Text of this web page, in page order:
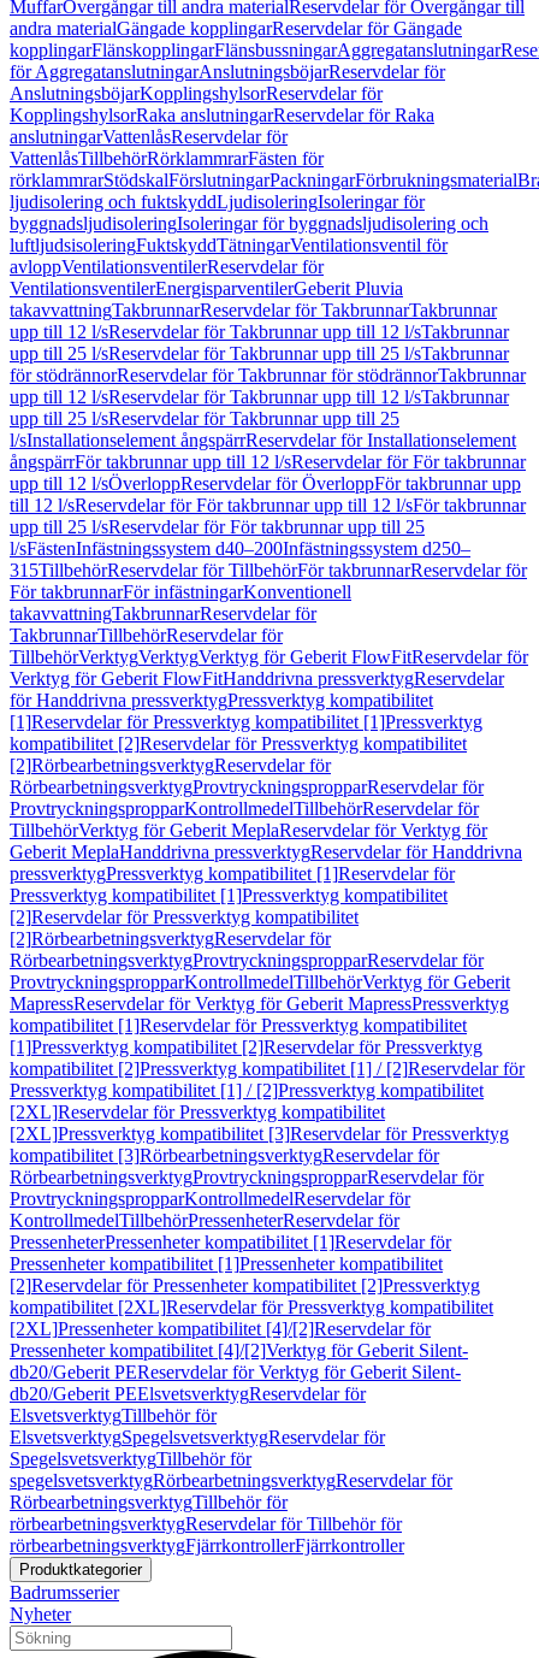
MuffarÖvergångar till andra materialReservdelar för Övergångar till
andra materialGängade kopplingarReservdelar för Gängade
kopplingarFlänskopplingarFlänsbussningarAggregatanslutningar
för AggregatanslutningarAnslutningsböjarReservdelar för
AnslutningsböjarKopplingshylsorReservdelar för
KopplingshylsorRaka anslutningarReservdelar för Raka
anslutningarVattenlåsReservdelar för
VattenlåsTillbehörRörklammrarFästen för
rörklammrarStödskalFörslutningarPackningarFörbrukningsmaterial
ljudisolering och fuktskyddLjudisoleringIsoleringar för
byggnadsljudisoleringIsoleringar för byggnadsljudisolering och
luftljudsisoleringFuktskyddTätningarVentilationsventil för
avloppVentilationsventilerReservdelar för
VentilationsventilerEnergisparventilerGeberit Pluvia
takavvattningTakbrunnarReservdelar för TakbrunnarTakbrunnar
upp till 12 l/sReservdelar för Takbrunnar upp till 12 l/sTakbrunnar
upp till 25 l/sReservdelar för Takbrunnar upp till 25 l/sTakbrunnar
för stödrännorReservdelar för Takbrunnar för stödrännorTakbrunnar
upp till 12 l/sReservdelar för Takbrunnar upp till 12 l/sTakbrunnar
upp till 25 l/sReservdelar för Takbrunnar upp till 25
l/sInstallationselement ångspärrReservdelar för Installationselement
ångspärrFör takbrunnar upp till 12 l/sReservdelar för För takbrunnar
upp till 12 l/sÖverloppReservdelar för ÖverloppFör takbrunnar upp
till 12 l/sReservdelar för För takbrunnar upp till 12 l/sFör takbrunnar
upp till 25 l/sReservdelar för För takbrunnar upp till 25
l/sFästenInfästningssystem d40–200Infästningssystem d250–
315TillbehörReservdelar för TillbehörFör takbrunnarReservdelar för
För takbrunnarFör infästningarKonventionell
takavvattningTakbrunnarReservdelar för
TakbrunnarTillbehörReservdelar för
TillbehörVerktygVerktygVerktyg för Geberit FlowFitReservdelar för
Verktyg för Geberit FlowFitHanddrivna pressverktygReservdelar
för Handdrivna pressverktygPressverktyg kompatibilitet
[1]Reservdelar för Pressverktyg kompatibilitet [1]Pressverktyg
kompatibilitet [2]Reservdelar för Pressverktyg kompatibilitet
[2]RörbearbetningsverktygReservdelar för
RörbearbetningsverktygProvtryckningspropparReservdelar för
ProvtryckningspropparKontrollmedelTillbehörReservdelar för
TillbehörVerktyg för Geberit MeplaReservdelar för Verktyg för
Geberit MeplaHanddrivna pressverktygReservdelar för Handdrivna
pressverktygPressverktyg kompatibilitet [1]Reservdelar för
Pressverktyg kompatibilitet [1]Pressverktyg kompatibilitet
[2]Reservdelar för Pressverktyg kompatibilitet
[2]RörbearbetningsverktygReservdelar för
RörbearbetningsverktygProvtryckningspropparReservdelar för
ProvtryckningspropparKontrollmedelTillbehörVerktyg för Geberit
MapressReservdelar för Verktyg för Geberit MapressPressverktyg
kompatibilitet [1]Reservdelar för Pressverktyg kompatibilitet
[1]Pressverktyg kompatibilitet [2]Reservdelar för Pressverktyg
kompatibilitet [2]Pressverktyg kompatibilitet [1] / [2]Reservdelar för
Pressverktyg kompatibilitet [1] / [2]Pressverktyg kompatibilitet
[2XL]Reservdelar för Pressverktyg kompatibilitet
[2XL]Pressverktyg kompatibilitet [3]Reservdelar för Pressverktyg
kompatibilitet [3]RörbearbetningsverktygReservdelar för
RörbearbetningsverktygProvtryckningspropparReservdelar för
ProvtryckningspropparKontrollmedelReservdelar för
KontrollmedelTillbehörPressenheterReservdelar för
PressenheterPressenheter kompatibilitet [1]Reservdelar för
Pressenheter kompatibilitet [1]Pressenheter kompatibilitet
[2]Reservdelar för Pressenheter kompatibilitet [2]Pressverktyg
kompatibilitet [2XL]Reservdelar för Pressverktyg kompatibilitet
[2XL]Pressenheter kompatibilitet [4]/[2]Reservdelar för
Pressenheter kompatibilitet [4]/[2]Verktyg för Geberit Silent-
db20/Geberit PEReservdelar för Verktyg för Geberit Silent-
db20/Geberit PEElsvetsverktygReservdelar för
ElsvetsverktygTillbehör för
ElsvetsverktygSpegelsvetsverktygReservdelar för
SpegelsvetsverktygTillbehör för
spegelsvetsverktygRörbearbetningsverktygReservdelar för
RörbearbetningsverktygTillbehör för
rörbearbetningsverktygReservdelar för Tillbehör för
rörbearbetningsverktygFjärrkontrollerFjärrkontroller
Produktkategorier
Badrumsserier
Nyheter